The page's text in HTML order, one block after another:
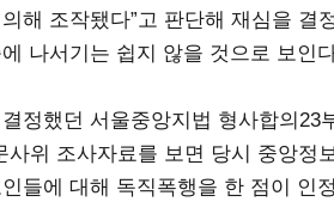
해 조작됐다”고 판단해 재심을 결
나서기는 쉽지 않을 것으로 보인
정했던 서울중앙지법 형사합의23
사위 조사자료를 보면 당시 중앙정
들에 대해 독직폭행을 한 점이 인